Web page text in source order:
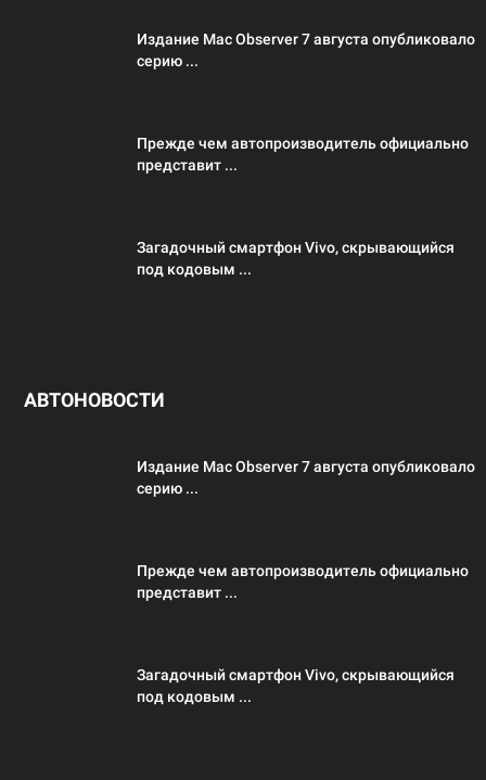
Издание Mac Observer 7 августа опубликовало
серию ...
Прежде чем автопроизводитель официально
представит ...
Загадочный смартфон Vivo, скрывающийся
под кодовым ...
АВТОНОВОСТИ
Издание Mac Observer 7 августа опубликовало
серию ...
Прежде чем автопроизводитель официально
представит ...
Загадочный смартфон Vivo, скрывающийся
под кодовым ...